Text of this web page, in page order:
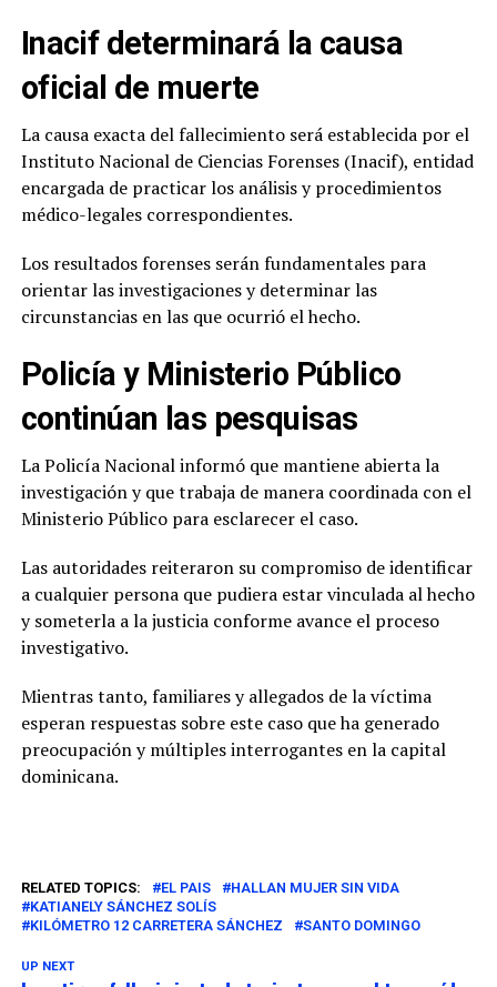
Inacif determinará la causa
oficial de muerte
La causa exacta del fallecimiento será establecida por el
Instituto Nacional de Ciencias Forenses (Inacif), entidad
encargada de practicar los análisis y procedimientos
médico-legales correspondientes.
Los resultados forenses serán fundamentales para
orientar las investigaciones y determinar las
circunstancias en las que ocurrió el hecho.
Policía y Ministerio Público
continúan las pesquisas
La Policía Nacional informó que mantiene abierta la
investigación y que trabaja de manera coordinada con el
Ministerio Público para esclarecer el caso.
Las autoridades reiteraron su compromiso de identificar
a cualquier persona que pudiera estar vinculada al hecho
y someterla a la justicia conforme avance el proceso
investigativo.
Mientras tanto, familiares y allegados de la víctima
esperan respuestas sobre este caso que ha generado
preocupación y múltiples interrogantes en la capital
dominicana.
RELATED TOPICS: EL PAIS
HALLAN MUJER SIN VIDA
KATIANELY SÁNCHEZ SOLÍS
KILÓMETRO 12 CARRETERA SÁNCHEZ
SANTO DOMINGO
UP NEXT